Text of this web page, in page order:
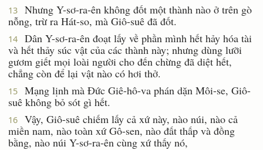
13
Nhưng Y-sơ-ra-ên không đốt một thành nào ở trên gò
nỗng, trừ ra Hát-so, mà Giô-suê đã đốt.
14
Dân Y-sơ-ra-ên đoạt lấy về phần mình hết hảy hóa tài
và hết thảy súc vật của các thành này; nhưng dùng lưỡi
gươm giết mọi loài người cho đến chừng đã diệt hết,
chẳng còn để lại vật nào có hơi thở.
15
Mạng lịnh mà Ðức Giê-hô-va phán dặn Môi-se, Giô-
suê không bỏ sót gì hết.
16
Vậy, Giô-suê chiếm lấy cả xứ này, nào núi, nào cả
miền nam, nào toàn xứ Gô-sen, nào đất thấp và đồng
bằng, nào núi Y-sơ-ra-ên cùng xứ thấy nó,